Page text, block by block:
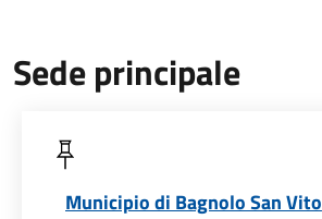
Sede principale
Municipio di Bagnolo San Vito